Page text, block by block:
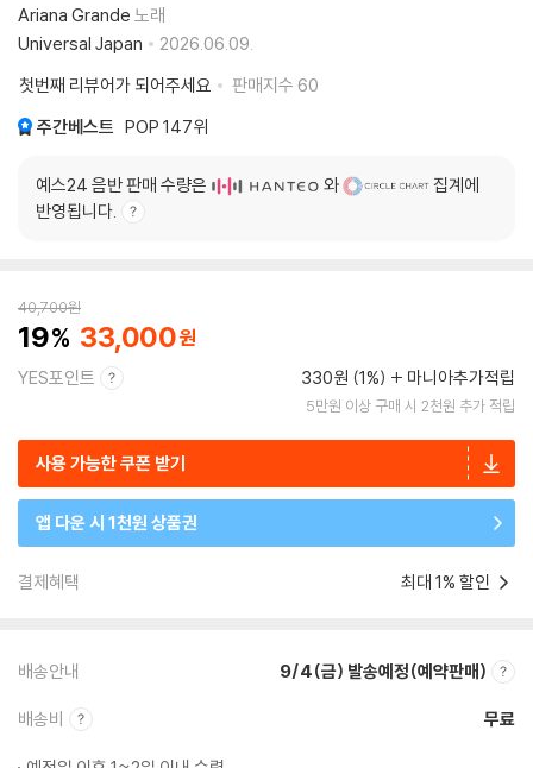
Ariana Grande 노래
Universal Japan
2026.06.09.
첫번째 리뷰어가 되어주세요
판매지수 60
주간베스트 POP 147위
예스24 음반 판매 수량은 와
집계에
반영됩니다.
40,700원
19 33,000
YES포인트 330원 (1%) 마니아추가적립
5만원 이상 구매 시 2천원 추가 적립
사용 가능한 쿠폰 받기
앱 다운 시 1천원 상품권
결제혜택 최대 1% 할인
배송안내 9/4(금) 발송예정(예약판매)
배송비 무료